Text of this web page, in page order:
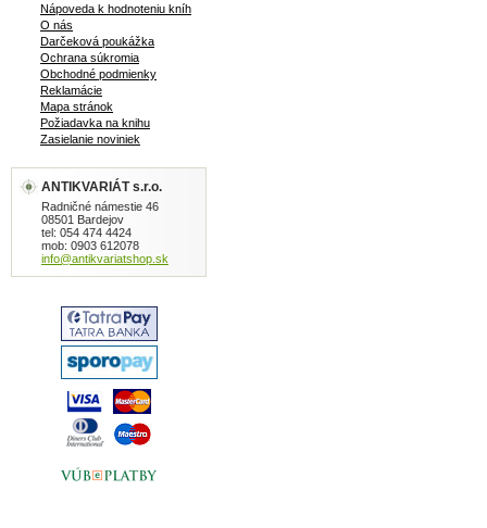
Nápoveda k hodnoteniu kníh
O nás
Darčeková poukážka
Ochrana súkromia
Obchodné podmienky
Reklamácie
Mapa stránok
Požiadavka na knihu
Zasielanie noviniek
ANTIKVARIÁT s.r.o.
Radničné námestie 46
08501 Bardejov
tel: 054 474 4424
mob: 0903 612078
info@antikvariatshop.sk